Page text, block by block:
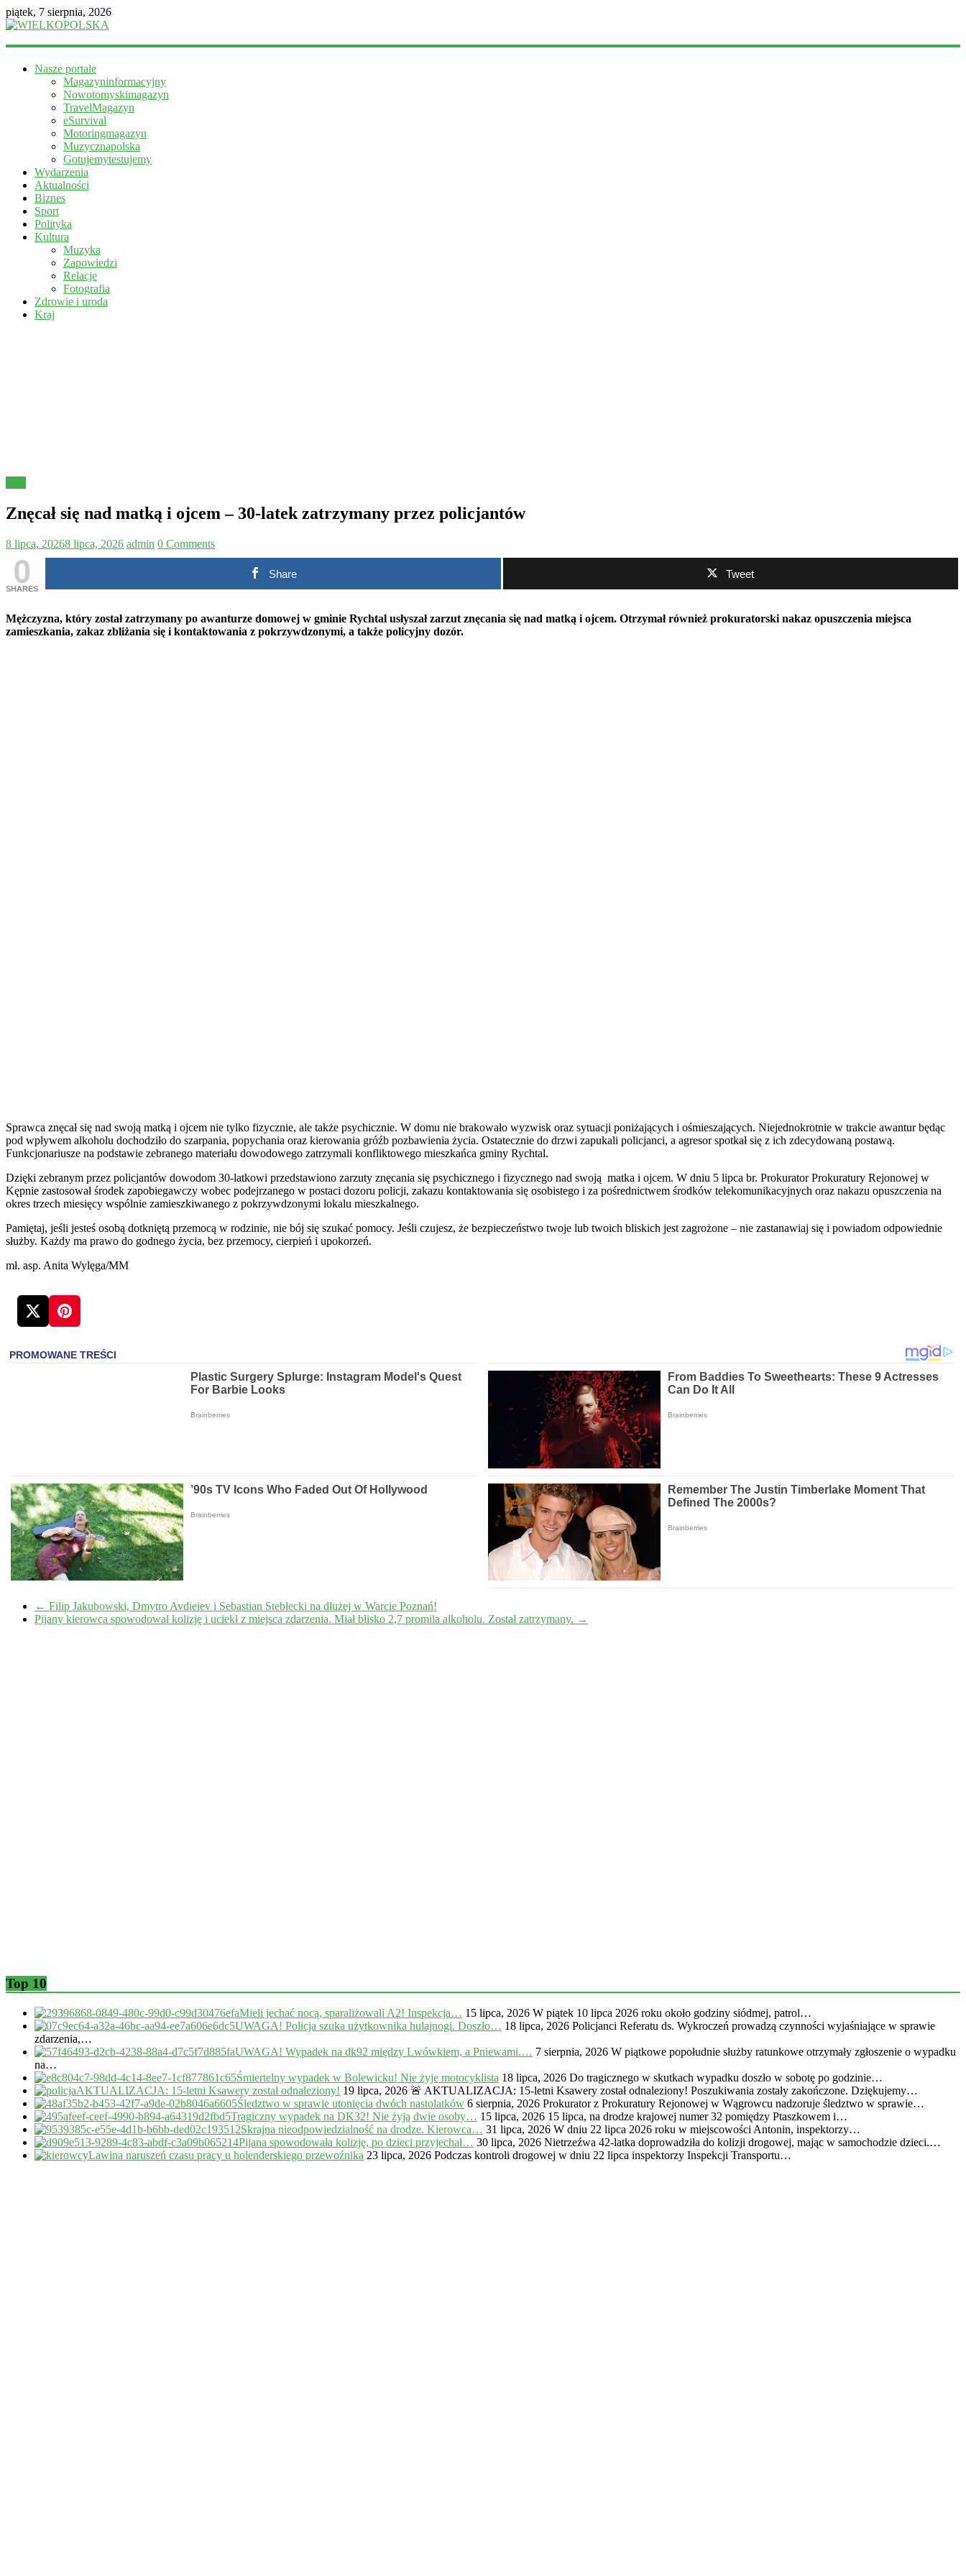
piątek, 7 sierpnia, 2026
WIELKOPOLSKA
informacyjny
Nasze portale
Magazyninformacyjny
Nowotomyskimagazyn
TravelMagazyn
eSurvival
Motoringmagazyn
Muzycznapolska
Gotujemytestujemy
Wydarzenia
Aktualności
Biznes
Sport
Polityka
Kultura
Muzyka
Zapowiedzi
Relacje
Fotografia
Zdrowie i uroda
Kraj
Znęcał się nad matką i ojcem – 30-latek zatrzymany przez policjantów
8 lipca, 20268 lipca, 2026 admin 0 Comments
0
SHARES
Share Tweet
Mężczyzna, który został zatrzymany po awanturze domowej w gminie Rychtal usłyszał zarzut znęcania się nad matką i ojcem. Otrzymał również prokuratorski nakaz opuszczenia miejsca
zamieszkania, zakaz zbliżania się i kontaktowania z pokrzywdzonymi, a także policyjny dozór.
Sprawca znęcał się nad swoją matką i ojcem nie tylko fizycznie, ale także psychicznie. W domu nie brakowało wyzwisk oraz sytuacji poniżających i ośmieszających. Niejednokrotnie w trakcie awantur będąc
pod wpływem alkoholu dochodziło do szarpania, popychania oraz kierowania gróźb pozbawienia życia. Ostatecznie do drzwi zapukali policjanci, a agresor spotkał się z ich zdecydowaną postawą.
Funkcjonariusze na podstawie zebranego materiału dowodowego zatrzymali konfliktowego mieszkańca gminy Rychtal.
Dzięki zebranym przez policjantów dowodom 30-latkowi przedstawiono zarzuty znęcania się psychicznego i fizycznego nad swoją matka i ojcem. W dniu 5 lipca br. Prokurator Prokuratury Rejonowej w
Kępnie zastosował środek zapobiegawczy wobec podejrzanego w postaci dozoru policji, zakazu kontaktowania się osobistego i za pośrednictwem środków telekomunikacyjnych oraz nakazu opuszczenia na
okres trzech miesięcy wspólnie zamieszkiwanego z pokrzywdzonymi lokalu mieszkalnego.
Pamiętaj, jeśli jesteś osobą dotkniętą przemocą w rodzinie, nie bój się szukać pomocy. Jeśli czujesz, że bezpieczeństwo twoje lub twoich bliskich jest zagrożone – nie zastanawiaj się i powiadom odpowiednie
służby. Każdy ma prawo do godnego życia, bez przemocy, cierpień i upokorzeń.
mł. asp. Anita Wylęga/MM
← Filip Jakubowski, Dmytro Avdieiev i Sebastian Steblecki na dłużej w Warcie Poznań!
Pijany kierowca spowodował kolizję i uciekł z miejsca zdarzenia. Miał blisko 2,7 promila alkoholu. Został zatrzymany. →
Top 10
Mieli jechać nocą, sparaliżowali A2! Inspekcja… 15 lipca, 2026 W piątek 10 lipca 2026 roku około godziny siódmej, patrol…
UWAGA! Policja szuka użytkownika hulajnogi. Doszło… 18 lipca, 2026 Policjanci Referatu ds. Wykroczeń prowadzą czynności wyjaśniające w sprawie
zdarzenia,…
UWAGA! Wypadek na dk92 między Lwówkiem, a Pniewami.… 7 sierpnia, 2026 W piątkowe popołudnie służby ratunkowe otrzymały zgłoszenie o wypadku
na…
Śmiertelny wypadek w Bolewicku! Nie żyje motocyklista 18 lipca, 2026 Do tragicznego w skutkach wypadku doszło w sobotę po godzinie…
AKTUALIZACJA: 15-letni Ksawery został odnaleziony! 19 lipca, 2026 🚨 AKTUALIZACJA: 15-letni Ksawery został odnaleziony! Poszukiwania zostały zakończone. Dziękujemy…
Śledztwo w sprawie utonięcia dwóch nastolatków 6 sierpnia, 2026 Prokurator z Prokuratury Rejonowej w Wągrowcu nadzoruje śledztwo w sprawie…
Tragiczny wypadek na DK32! Nie żyją dwie osoby… 15 lipca, 2026 15 lipca, na drodze krajowej numer 32 pomiędzy Ptaszkowem i…
Skrajna nieodpowiedzialność na drodze. Kierowca… 31 lipca, 2026 W dniu 22 lipca 2026 roku w miejscowości Antonin, inspektorzy…
Pijana spowodowała kolizję, po dzieci przyjechał… 30 lipca, 2026 Nietrzeźwa 42-latka doprowadziła do kolizji drogowej, mając w samochodzie dzieci.…
Lawina naruszeń czasu pracy u holenderskiego przewoźnika 23 lipca, 2026 Podczas kontroli drogowej w dniu 22 lipca inspektorzy Inspekcji Transportu…